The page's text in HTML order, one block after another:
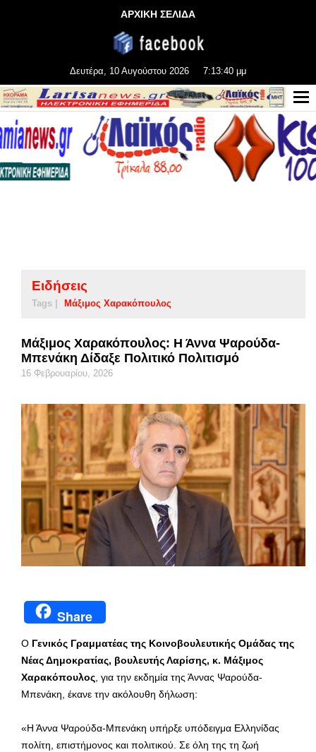
ΑΡΧΙΚΗ ΣΕΛΙΔΑ
Δευτέρα, 10 Αυγούστου 2026 7:13:40 μμ
Ειδήσεις
Tags | Μάξιμος Χαρακόπουλος
Μάξιμος Χαρακόπουλος: Η Άννα Ψαρούδα-
Μπενάκη Δίδαξε Πολιτικό Πολιτισμό
16 Φεβρουαρίου, 2026
Share
Ο Γενικός Γραμματέας της Κοινοβουλευτικής Ομάδας της
Νέας Δημοκρατίας, βουλευτής Λαρίσης, κ. Μάξιμος
Χαρακόπουλος, για την εκδημία της Άννας Ψαρούδα-
Μπενάκη, έκανε την ακόλουθη δήλωση:
«Η Άννα Ψαρούδα-Μπενάκη υπήρξε υπόδειγμα Ελληνίδας
πολίτη, επιστήμονος και πολιτικού. Σε όλη της τη ζωή